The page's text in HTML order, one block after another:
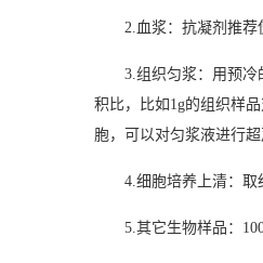
2. 血浆：抗凝剂推荐
3.组织匀浆：用预冷
积比，比如1g的组织样
胞，可以对匀浆液进行
4.细胞培养上清：取
5.其它生物样品：